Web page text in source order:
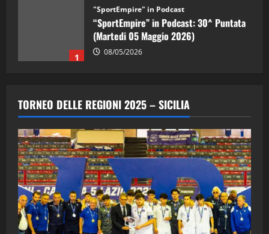
1
"SportEmpire" in Podcast
“SportEmpire” in Podcast: 30^ Puntata
(Martedi 05 Maggio 2026)
08/05/2026
2
“SportEmpire” in Podcast: 29^ Puntata
(Martedi 28 Aprile 2026)
3
"SportEmpire" in Podcast
“SportEmpire” in Podcast: 28^ Puntata
(Martedi 21 Aprile 2026)
21/04/2026
TORNEO DELLE REGIONI 2025 – SICILIA